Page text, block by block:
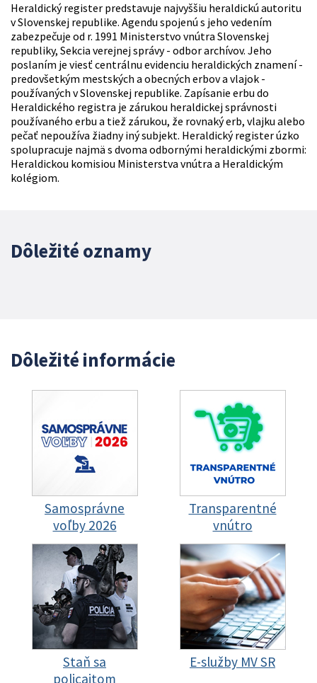
Heraldický register predstavuje najvyššiu heraldickú autoritu
v Slovenskej republike. Agendu spojenú s jeho vedením
zabezpečuje od r. 1991 Ministerstvo vnútra Slovenskej
republiky, Sekcia verejnej správy - odbor archívov. Jeho
poslaním je viesť centrálnu evidenciu heraldických znamení -
predovšetkým mestských a obecných erbov a vlajok -
používaných v Slovenskej republike. Zapísanie erbu do
Heraldického registra je zárukou heraldickej správnosti
používaného erbu a tiež zárukou, že rovnaký erb, vlajku alebo
pečať nepoužíva žiadny iný subjekt. Heraldický register úzko
spolupracuje najmä s dvoma odbornými heraldickými zbormi:
Heraldickou komisiou Ministerstva vnútra a Heraldickým
kolégiom.
Dôležité oznamy
Dôležité informácie
Samosprávne
voľby 2026
Transparentné
vnútro
Staň sa
policajtom
E-služby MV SR